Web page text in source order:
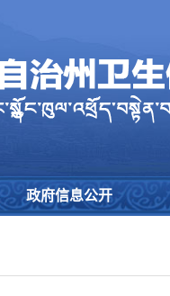
政府信息公开